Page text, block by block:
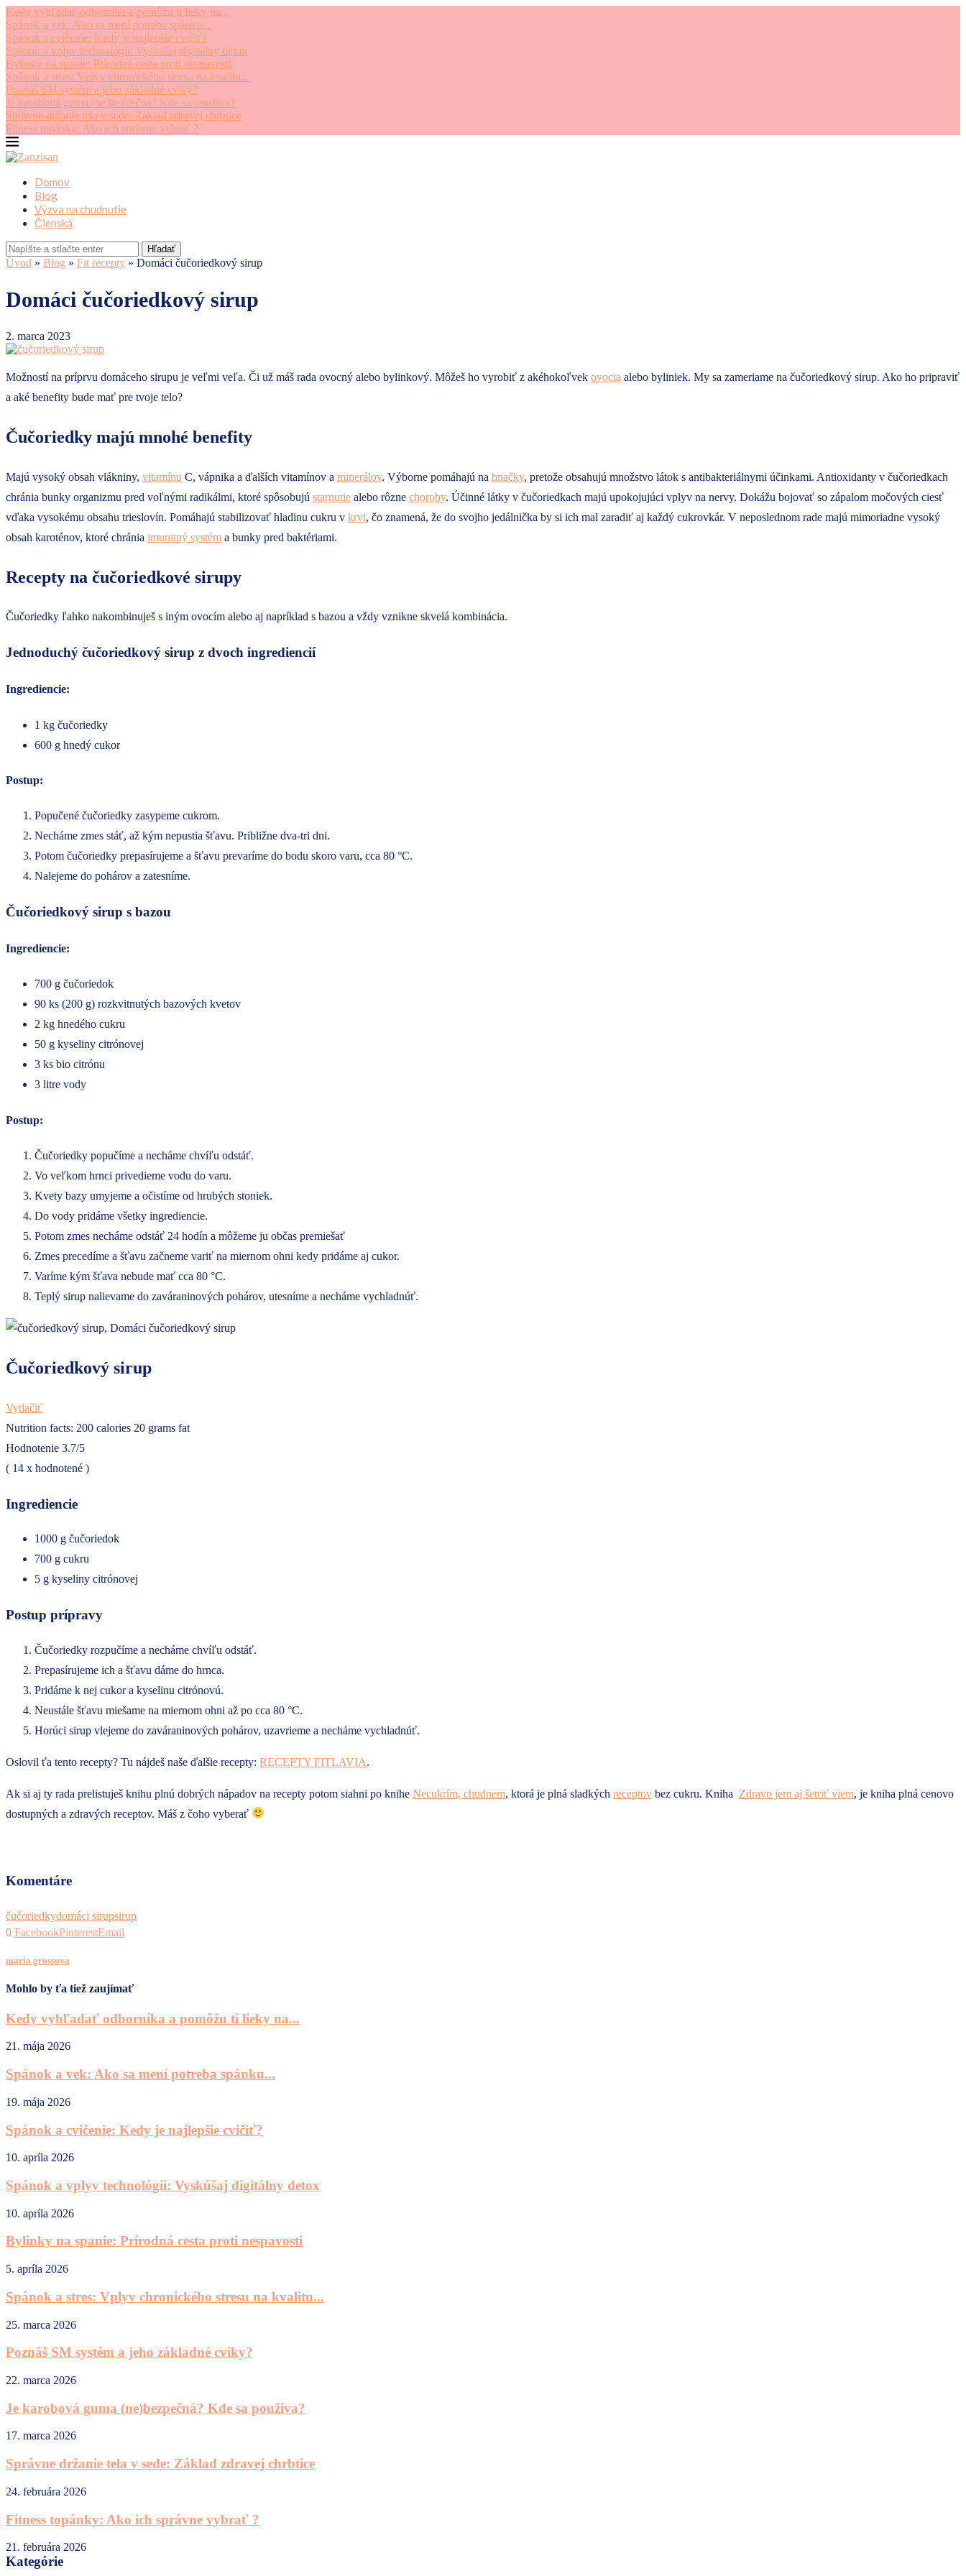
Kedy vyhľadať odborníka a pomôžu ti lieky na...
Spánok a vek: Ako sa mení potreba spánku...
Spánok a cvičenie: Kedy je najlepšie cvičiť?
Spánok a vplyv technológii: Vyskúšaj digitálny detox
Bylinky na spanie: Prírodná cesta proti nespavosti
Spánok a stres: Vplyv chronického stresu na kvalitu...
Poznáš SM systém a jeho základné cviky?
Je karobová guma (ne)bezpečná? Kde sa používa?
Správne držanie tela v sede: Základ zdravej chrbtice
Fitness topánky: Ako ich správne vybrať ?
Domov
Blog
Výzva na chudnutie
Členská
Hľadať
Úvod » Blog » Fit recepty » Domáci čučoriedkový sirup
Domáci čučoriedkový sirup
2. marca 2023
Možností na príprvu domáceho sirupu je veľmi veľa. Či už máš rada ovocný alebo bylinkový. Môžeš ho vyrobiť z akéhokoľvek ovocia alebo byliniek. My sa zameriame na čučoriedkový sirup. Ako ho pripraviť
a aké benefity bude mať pre tvoje telo?
Čučoriedky majú mnohé benefity
Majú vysoký obsah vlákniny, vitamínu C, vápnika a ďalších vitamínov a minerálov. Výborne pomáhajú na hnačky, pretože obsahujú množstvo látok s antibakteriálnymi účinkami. Antioxidanty v čučoriedkach
chránia bunky organizmu pred voľnými radikálmi, ktoré spôsobujú starnutie alebo rôzne choroby. Účinné látky v čučoriedkach majú upokojujúci vplyv na nervy. Dokážu bojovať so zápalom močových ciesť
vďaka vysokému obsahu trieslovín. Pomáhajú stabilizovať hladinu cukru v krvi, čo znamená, že do svojho jedálnička by si ich mal zaradiť aj každý cukrovkár. V neposlednom rade majú mimoriadne vysoký
obsah karoténov, ktoré chránia imunitný systém a bunky pred baktériami.
Recepty na čučoriedkové sirupy
Čučoriedky ľahko nakombinuješ s iným ovocím alebo aj napríklad s bazou a vždy vznikne skvelá kombinácia.
Jednoduchý čučoriedkový sirup z dvoch ingrediencií
Ingrediencie:
1 kg čučoriedky
600 g hnedý cukor
Postup:
Popučené čučoriedky zasypeme cukrom.
Necháme zmes stáť, až kým nepustia šťavu. Približne dva-tri dni.
Potom čučoriedky prepasírujeme a šťavu prevaríme do bodu skoro varu, cca 80 °C.
Nalejeme do pohárov a zatesníme.
Čučoriedkový sirup s bazou
Ingrediencie:
700 g čučoriedok
90 ks (200 g) rozkvitnutých bazových kvetov
2 kg hnedého cukru
50 g kyseliny citrónovej
3 ks bio citrónu
3 litre vody
Postup:
Čučoriedky popučíme a necháme chvíľu odstáť.
Vo veľkom hrnci privedieme vodu do varu.
Kvety bazy umyjeme a očistíme od hrubých stoniek.
Do vody pridáme všetky ingrediencie.
Potom zmes necháme odstáť 24 hodín a môžeme ju občas premiešať
Zmes precedíme a šťavu začneme variť na miernom ohni kedy pridáme aj cukor.
Varíme kým šťava nebude mať cca 80 °C.
Teplý sirup nalievame do zaváraninových pohárov, utesníme a necháme vychladnúť.
Čučoriedkový sirup
Vytlačiť
Nutrition facts: 200 calories 20 grams fat
Hodnotenie 3.7/5
( 14 x hodnotené )
Ingrediencie
1000 g čučoriedok
700 g cukru
5 g kyseliny citrónovej
Postup prípravy
Čučoriedky rozpučíme a necháme chvíľu odstáť.
Prepasírujeme ich a šťavu dáme do hrnca.
Pridáme k nej cukor a kyselinu citrónovú.
Neustále šťavu miešame na miernom ohni až po cca 80 °C.
Horúci sirup vlejeme do zaváraninových pohárov, uzavrieme a necháme vychladnúť.
Oslovil ťa tento recepty? Tu nájdeš naše ďalšie recepty: RECEPTY FITLAVIA.
Ak si aj ty rada prelistuješ knihu plnú dobrých nápadov na recepty potom siahni po knihe Necukrím, chudnem, ktorá je plná sladkých receptov bez cukru. Kniha Zdravo jem aj šetriť viem, je kniha plná cenovo
dostupných a zdravých receptov. Máš z čoho vyberať
Komentáre
čučoriedkydomáci sirupsirup
0 FacebookPinterestEmail
maria grossova
Mohlo by ťa tiež zaujímať
Kedy vyhľadať odborníka a pomôžu ti lieky na...
21. mája 2026
Spánok a vek: Ako sa mení potreba spánku...
19. mája 2026
Spánok a cvičenie: Kedy je najlepšie cvičiť?
10. apríla 2026
Spánok a vplyv technológii: Vyskúšaj digitálny detox
10. apríla 2026
Bylinky na spanie: Prírodná cesta proti nespavosti
5. apríla 2026
Spánok a stres: Vplyv chronického stresu na kvalitu...
25. marca 2026
Poznáš SM systém a jeho základné cviky?
22. marca 2026
Je karobová guma (ne)bezpečná? Kde sa používa?
17. marca 2026
Správne držanie tela v sede: Základ zdravej chrbtice
24. februára 2026
Fitness topánky: Ako ich správne vybrať ?
21. februára 2026
Kategórie